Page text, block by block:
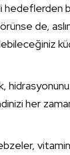
hedeflerden
de,
her
vitamin